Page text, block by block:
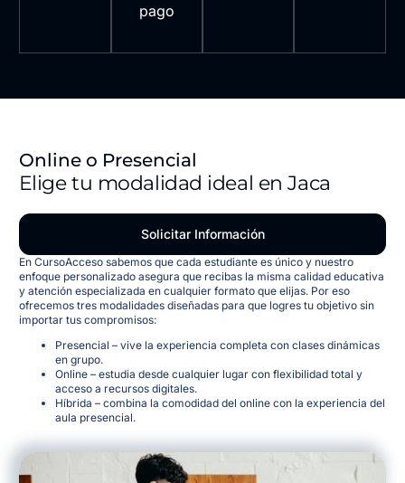
pago
Online o Presencial
Elige tu modalidad ideal en Jaca
Solicitar Información
En CursoAcceso sabemos que cada estudiante es único y nuestro
enfoque personalizado asegura que recibas la misma calidad educativa
y atención especializada en cualquier formato que elijas. Por eso
ofrecemos tres modalidades diseñadas para que logres tu objetivo sin
importar tus compromisos:
Presencial – vive la experiencia completa con clases dinámicas
en grupo.
Online – estudia desde cualquier lugar con flexibilidad total y
acceso a recursos digitales.
Híbrida – combina la comodidad del online con la experiencia del
aula presencial.